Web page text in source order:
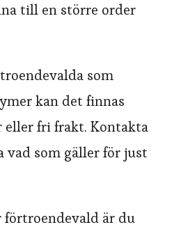
till en större order
som
kan det finnas
fri frakt. Kontakta
som gäller för just
är du